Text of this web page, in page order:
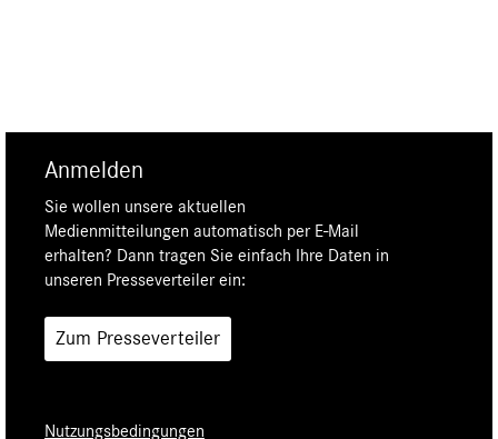
Anmelden
Sie wollen unsere aktuellen
Medienmitteilungen automatisch per E-Mail
erhalten? Dann tragen Sie einfach Ihre Daten in
unseren Presseverteiler ein:
Zum Presseverteiler
Nutzungsbedingungen